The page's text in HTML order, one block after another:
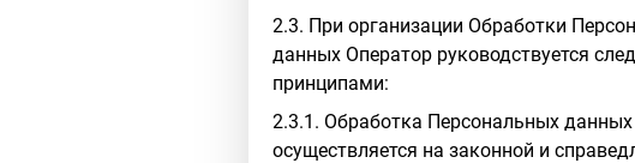
2.3. При организации Обработки
данных Оператор руководствуется
принципами:
2.3.1. Обработка Персональных данных
осуществляется на законной и